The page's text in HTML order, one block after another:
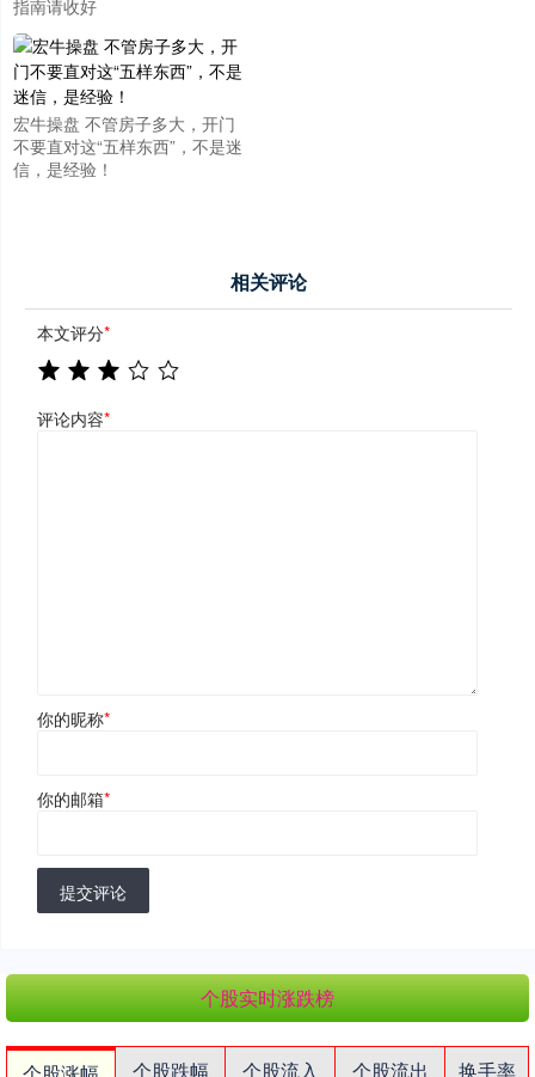
指南请收好
宏牛操盘 不管房子多大，开门
不要直对这“五样东西”，不是迷
信，是经验！
相关评论
本文评分*
评论内容*
你的昵称*
你的邮箱*
提交评论
个股实时涨跌榜
个股跌幅 个股流入 个股流出
换手率